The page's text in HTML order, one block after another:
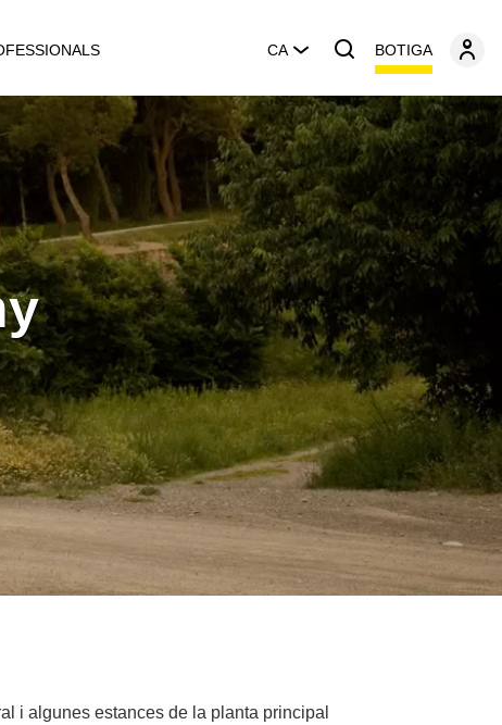
CA BOTIGA
i algunes estances de la planta principal